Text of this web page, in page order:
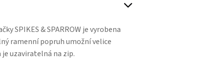
SPIKES & SPARROW je vyrobena
ramenní popruh umožní velice
uzaviratelná na zip.